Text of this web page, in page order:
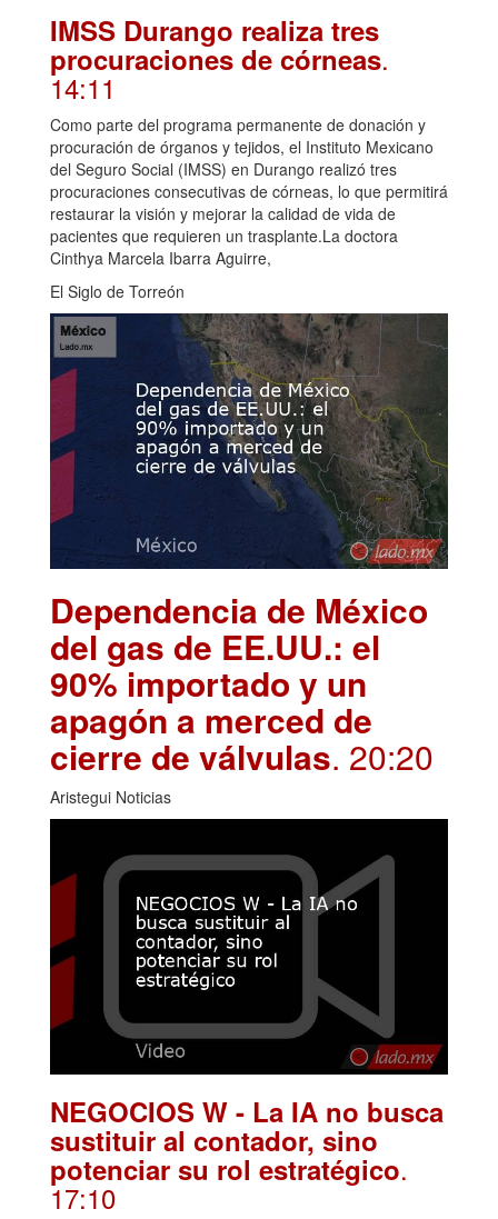
IMSS Durango realiza tres
procuraciones de córneas.
14:11
Como parte del programa permanente de donación y
procuración de órganos y tejidos, el Instituto Mexicano
del Seguro Social (IMSS) en Durango realizó tres
procuraciones consecutivas de córneas, lo que permitirá
restaurar la visión y mejorar la calidad de vida de
pacientes que requieren un trasplante.La doctora
Cinthya Marcela Ibarra Aguirre,
El Siglo de Torreón
Dependencia de México
del gas de EE.UU.: el
90% importado y un
apagón a merced de
cierre de válvulas. 20:20
Aristegui Noticias
NEGOCIOS W - La IA no busca
sustituir al contador, sino
potenciar su rol estratégico.
17:10